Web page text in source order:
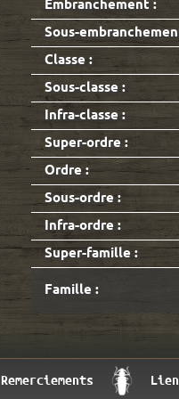
Embranchement :
Sous-
Classe :
Sous-classe :
Infra-classe :
Super-ordre :
Ordre :
Sous-ordre :
Infra-ordre :
Super-famille :
Famille :
Remerciements